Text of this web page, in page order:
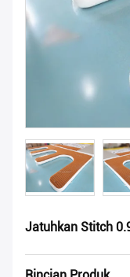
Jatuhkan Stitch